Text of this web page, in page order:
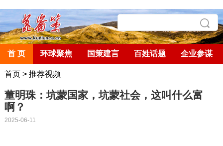
首 页 环球聚焦 国策建言 百姓话题 企业参谋
首页> 推荐视频
董明珠：坑蒙国家，坑蒙社会，这叫什么富
啊？
2025-06-11